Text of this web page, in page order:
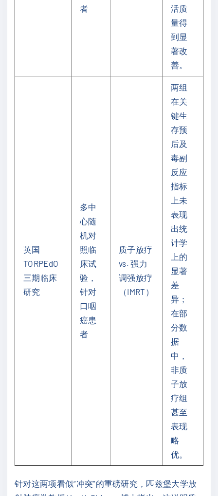
者
活质
量得
到显
著改
善。
英国
TORPEdO
三期临床
研究
多中
心随
机对
照临
床试
验，
针对
口咽
癌患
者
质子放疗
vs. 强力
调强放疗
（IMRT）
两组
在关
键生
存预
后及
毒副
反应
指标
上未
表现
出统
计学
上的
显著
差
异；
在部
分数
据
中，
非质
子放
疗组
甚至
表现
略
优。
针对这两项看似“冲突”的重磅研究，匹兹堡大学放